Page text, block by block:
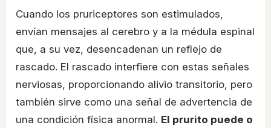
Cuando los pruriceptores son estimulados,
envían mensajes al cerebro y a la médula espinal
que, a su vez, desencadenan un reflejo de
rascado. El rascado interfiere con estas señales
nerviosas, proporcionando alivio transitorio, pero
también sirve como una señal de advertencia de
una condición física anormal. El prurito puede o